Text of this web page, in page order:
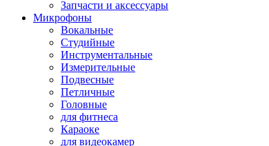
Запчасти и аксессуары
Микрофоны
Вокальные
Студийные
Инструментальные
Измерительные
Подвесные
Петличные
Головные
для фитнеса
Караоке
для видеокамер